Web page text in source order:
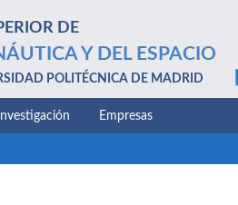
DE
Y DEL ESPACIO
POLITÉCNICA DE MADRID
Investigación Empresas